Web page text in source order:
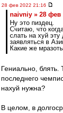
28 фев 2022 21:16
naivniy » 28 фев
Ну это пиздец.
Считаю, что
слать на хуй
заявляться в
Какие же
Гениально, блять.
последнего
нахуй нужна?
В целом, в